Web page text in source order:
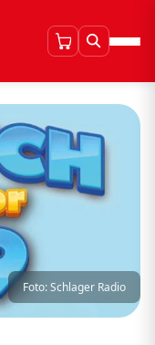
Foto: Schlager Radio